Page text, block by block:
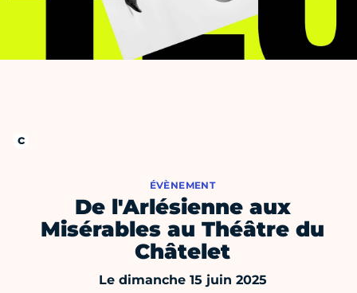
ÉVÈNEMENT
De l'Arlésienne aux
Misérables au Théâtre du
Châtelet
Le dimanche 15 juin 2025